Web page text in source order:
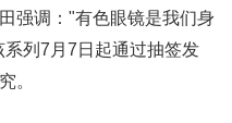
强调："有色眼镜是我们身
列7月7日起通过抽签发
。